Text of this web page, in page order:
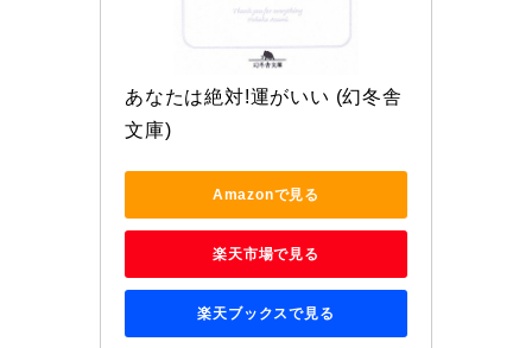
あなたは絶対!運がいい (幻冬舎
文庫)
Amazonで見る
楽天市場で見る
楽天ブックスで見る